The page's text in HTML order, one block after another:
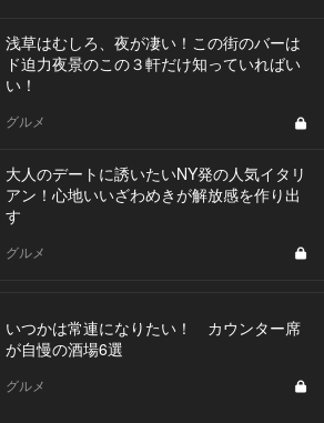
浅草はむしろ、夜が凄い！この街のバーは
ド迫力夜景のこの３軒だけ知っていればい
い！
グルメ
大人のデートに誘いたいNY発の人気イタリ
アン！心地いいざわめきが解放感を作り出
す
グルメ
いつかは常連になりたい！ カウンター席
が自慢の酒場6選
グルメ